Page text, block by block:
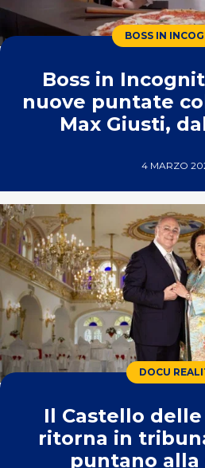
BOSS IN
Boss in
nuove puntate
Max Giusti,
4 MARZO
DOCU
Il Castello
ritorna in
puntano alla